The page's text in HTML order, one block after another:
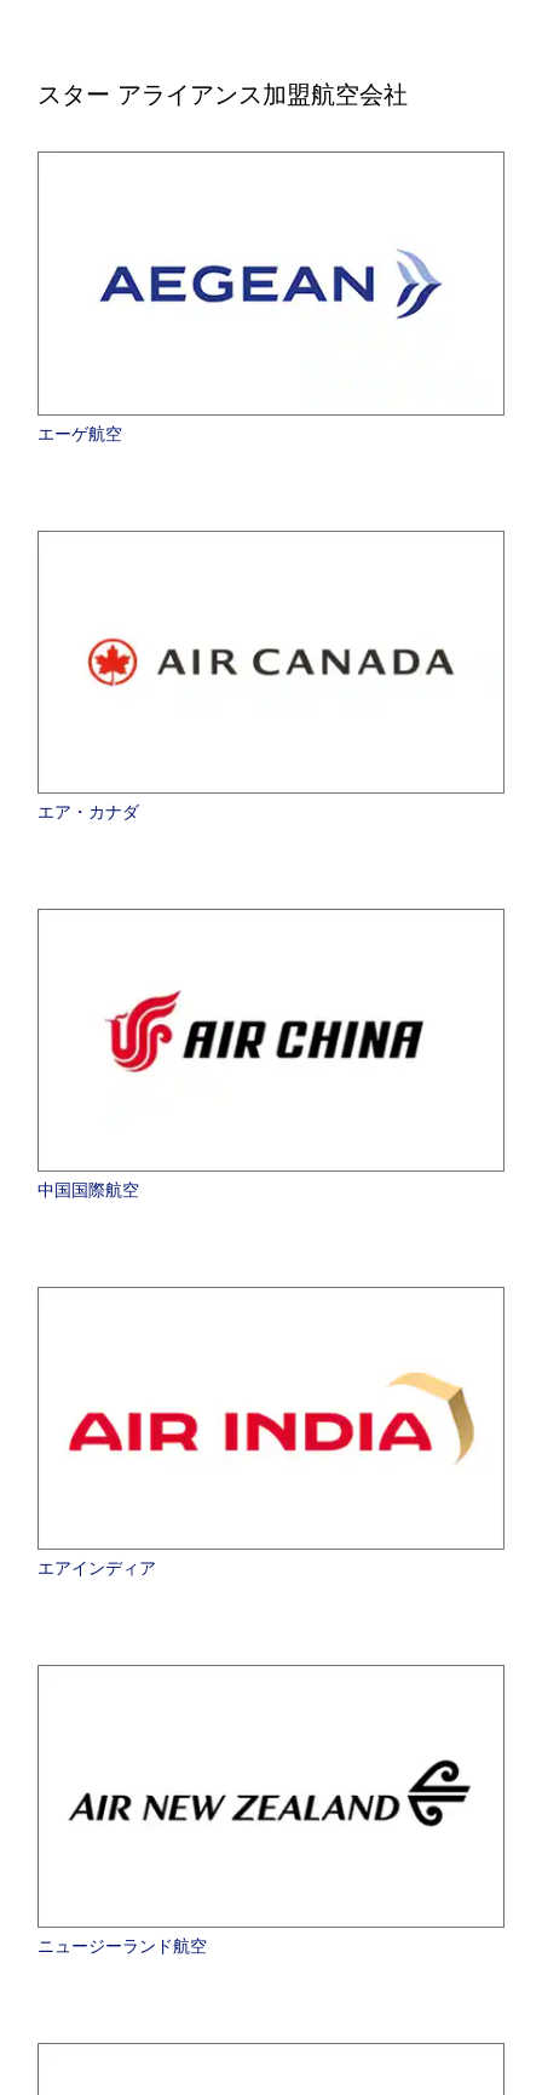
スター アライアンス加盟航空会社
エーゲ航空
エア・カナダ
中国国際航空
エアインディア
ニュージーランド航空